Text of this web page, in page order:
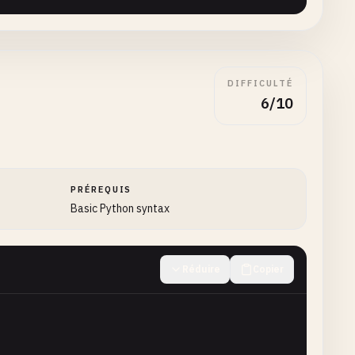
DIFFICULTÉ
6/10
PRÉREQUIS
Basic Python syntax